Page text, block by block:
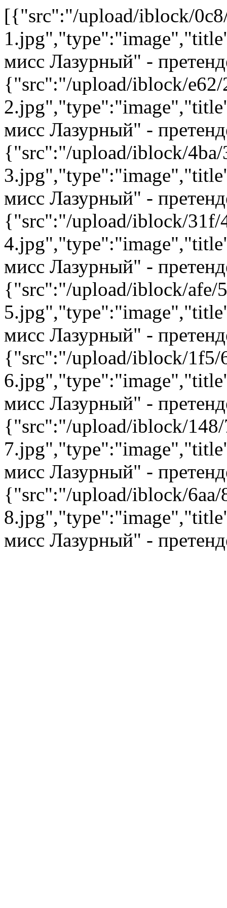
[{"src":"/upload/iblock/
мисс Лазурный" -
{"src":"/upload/iblock/e62/
мисс Лазурный" -
{"src":"/upload/iblock/4ba/
мисс Лазурный" -
{"src":"/upload/iblock/31f/
мисс Лазурный" -
{"src":"/upload/iblock/afe/
мисс Лазурный" -
{"src":"/upload/iblock/1f5/
мисс Лазурный" -
{"src":"/upload/iblock/
мисс Лазурный" -
{"src":"/upload/iblock/6aa/
мисс Лазурный" -